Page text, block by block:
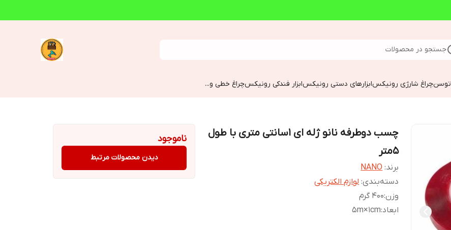
جستجو در محصولات
توسنچراغ شارژی رونیکسابزارهای دستی رونیکسابزار فندکی رونیکسچراغ خطی و...
چسب دوطرفه نانو ژله ای 1سانتی متری با طول
5متر
برند: NANO
دسته‌بندی:لوازم الکتریکی
وزن:400 گرم
ابعاد:۵m×1cm
ناموجود
دیدن محصولات مرتبط